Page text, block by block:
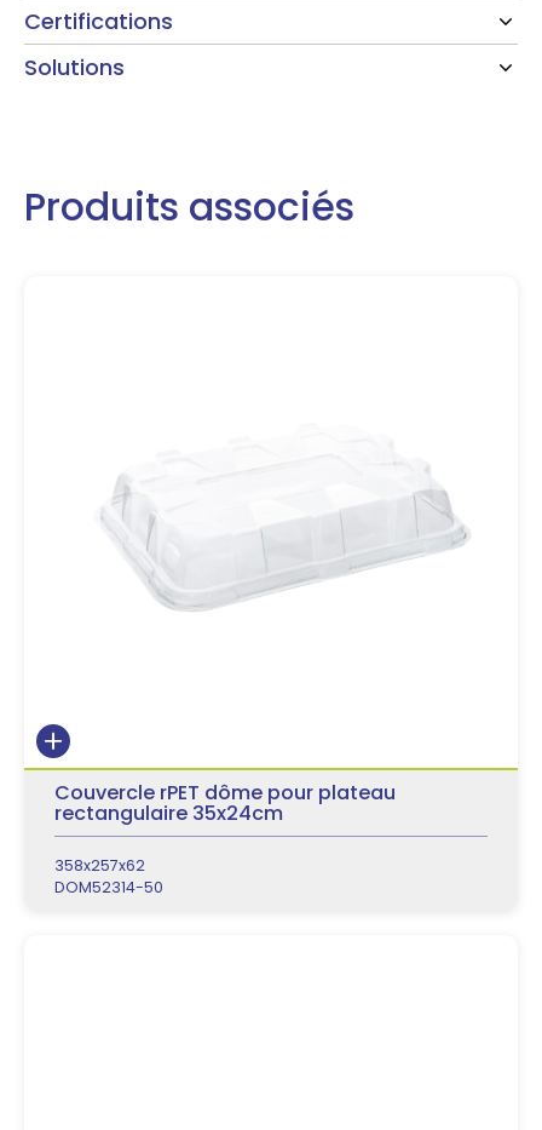
Certifications
Solutions
Produits associés
Couvercle rPET dôme pour plateau
rectangulaire 35x24cm
358x257x62
DOM52314-50